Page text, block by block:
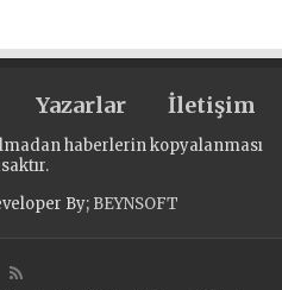
Yazarlar İletişim
haberlerin kopyalanması
By; BEYNSOFT